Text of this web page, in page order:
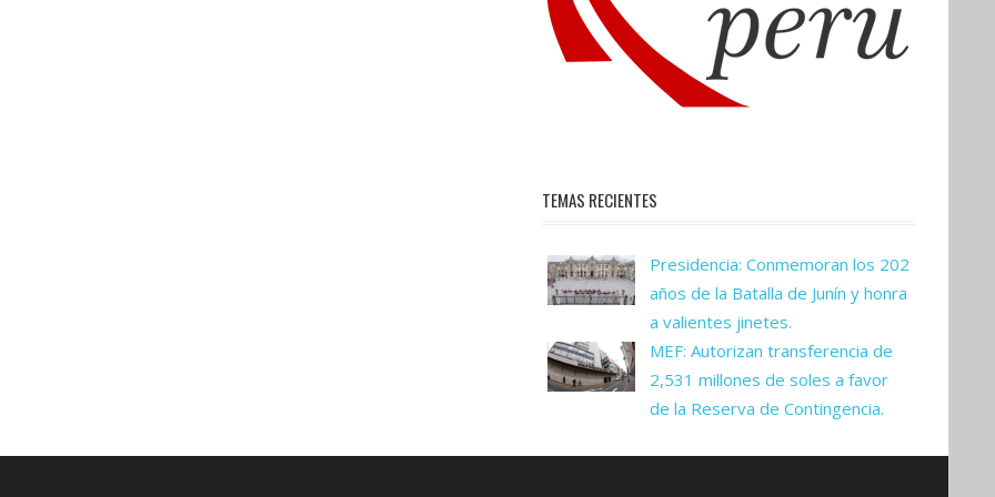
TEMAS RECIENTES
Presidencia: Conmemoran los 202
años de la Batalla de Junín y honra
a valientes jinetes.
MEF: Autorizan transferencia de
2,531 millones de soles a favor
de la Reserva de Contingencia.